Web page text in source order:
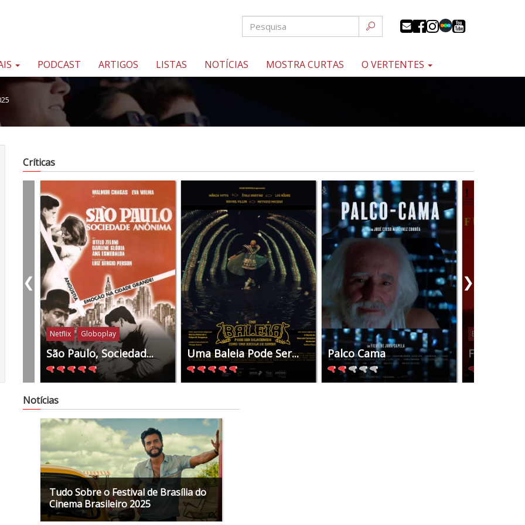
PODCAST ARTIGOS LISTAS NOTÍCIAS MOSTRA CURTAS O VERTENTES
2021 2020 2019 2018 2017
Críticas
Netflix Globoplay
São Paulo, Sociedad... Uma Baleia Pode Ser... Palco Cama
Em Cartaz
Futuro
❮ ❯
Notícias
Tudo Sobre o Festival de Brasília do
Cinema Brasileiro 2025